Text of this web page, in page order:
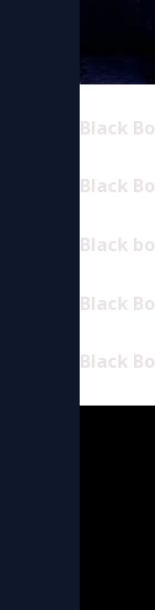
Black
Black
Black
Black
Black